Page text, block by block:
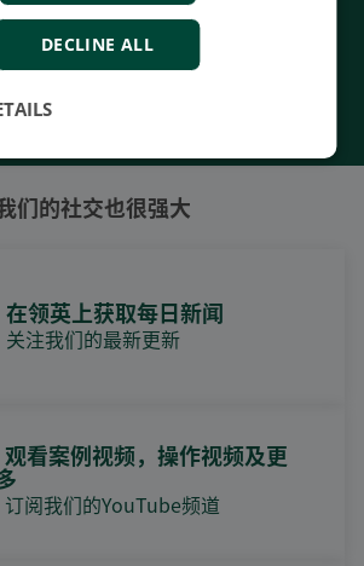
Contact Us
们的社交也很强大
在领英上获取每日新闻
关注我们的最新更新
观看案例视频，操作视频及更
订阅我们的YouTube频道
DECLINE ALL